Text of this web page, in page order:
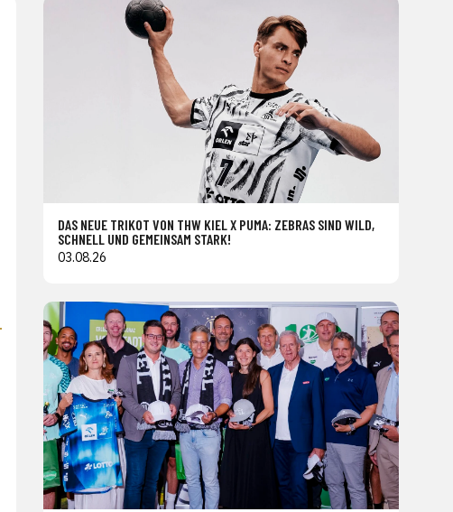
DAS NEUE TRIKOT VON THW KIEL X PUMA: ZEBRAS SIND WILD,
SCHNELL UND GEMEINSAM STARK!
03.08.26